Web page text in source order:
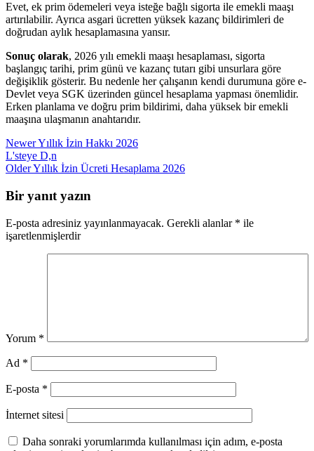
Evet, ek prim ödemeleri veya isteğe bağlı sigorta ile emekli maaşı
artırılabilir. Ayrıca asgari ücretten yüksek kazanç bildirimleri de
doğrudan aylık hesaplamasına yansır.
Sonuç olarak, 2026 yılı emekli maaşı hesaplaması, sigorta
başlangıç tarihi, prim günü ve kazanç tutarı gibi unsurlara göre
değişiklik gösterir. Bu nedenle her çalışanın kendi durumuna göre e-
Devlet veya SGK üzerinden güncel hesaplama yapması önemlidir.
Erken planlama ve doğru prim bildirimi, daha yüksek bir emekli
maaşına ulaşmanın anahtarıdır.
NewerYıllık İzin Hakkı 2026
L'steye D,n
OlderYıllık İzin Ücreti Hesaplama 2026
Bir yanıt yazın
E-posta adresiniz yayınlanmayacak. Gerekli alanlar * ile
işaretlenmişlerdir
Yorum *
Ad *
E-posta *
İnternet sitesi
Daha sonraki yorumlarımda kullanılması için adım, e-posta